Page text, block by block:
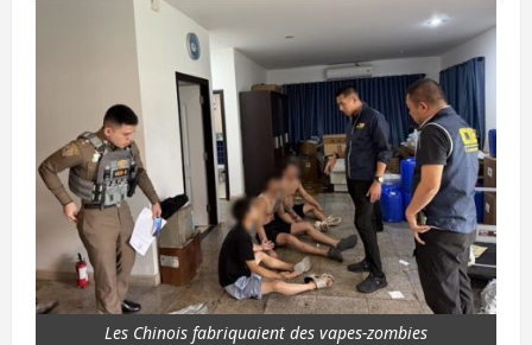
Les Chinois fabriquaient des vapes-zombies